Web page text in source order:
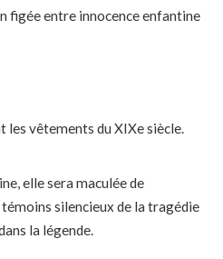
figée entre innocence enfantine
les vêtements du XIXe siècle.
elle sera maculée de
silencieux de la tragédie
la légende.